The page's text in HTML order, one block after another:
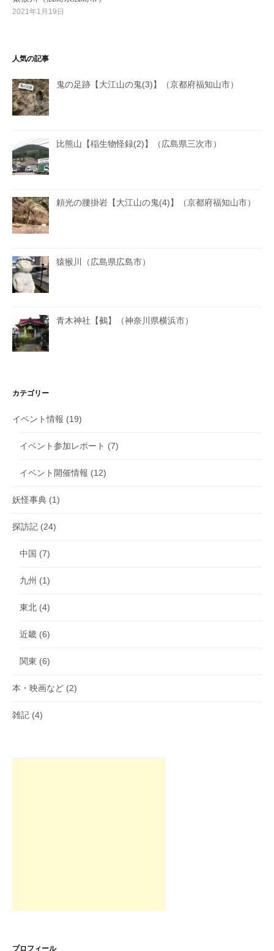
2021年1月19日
人気の記事
鬼の足跡【大江山の鬼(3)】（京都府福知山市）
比熊山【稲生物怪録(2)】（広島県三次市）
頼光の腰掛岩【大江山の鬼(4)】（京都府福知山市）
猿猴川（広島県広島市）
青木神社【鵺】（神奈川県横浜市）
カテゴリー
イベント情報 (19)
イベント参加レポート (7)
イベント開催情報 (12)
妖怪事典 (1)
探訪記 (24)
中国 (7)
九州 (1)
東北 (4)
近畿 (6)
関東 (6)
本・映画など (2)
雑記 (4)
プロフィール